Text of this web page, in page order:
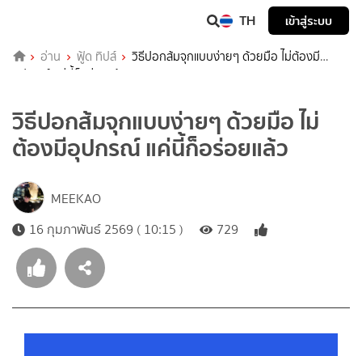
TH เข้าสู่ระบบ
อ่าน ฟู้ด ทิปส์
วิธีปอกส้มจุกแบบง่ายๆ ด้วยมือ ไม่ต้องมี
อุปกรณ์ แค่นี้ก็อร่อยแล้ว
วิธีปอกส้มจุกแบบง่ายๆ ด้วยมือ ไม่
ต้องมีอุปกรณ์ แค่นี้ก็อร่อยแล้ว
MEEKAO
16 กุมภาพันธ์ 2569 ( 10:15 )
729